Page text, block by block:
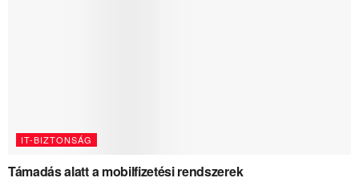
IT-BIZTONSÁG
Támadás alatt a mobilfizetési rendszerek